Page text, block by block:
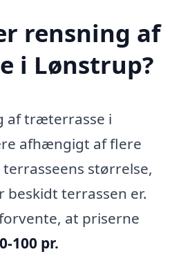
rensning af
i Lønstrup?
af træterrasse i
afhængigt af flere
størrelse,
terrassen er.
at priserne
100 pr.